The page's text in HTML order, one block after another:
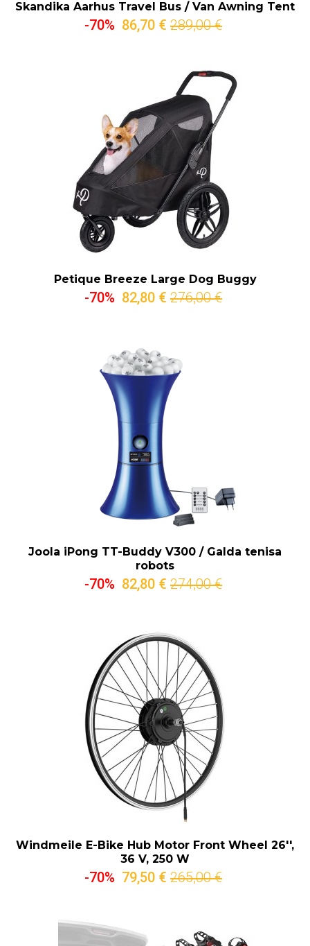
Skandika Aarhus Travel Bus / Van Awning Tent
-70% 86,70 € 289,00 €
Petique Breeze Large Dog Buggy
-70% 82,80 € 276,00 €
Joola iPong TT-Buddy V300 / Galda tenisa
robots
-70% 82,80 € 274,00 €
Windmeile E-Bike Hub Motor Front Wheel 26'',
36 V, 250 W
-70% 79,50 € 265,00 €